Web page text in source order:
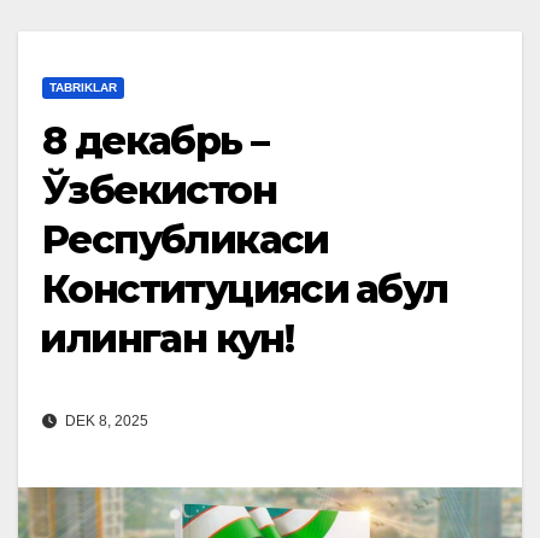
TABRIKLAR
8 декабрь –
Ўзбекистон
Республикаси
Конституцияси қабул
қилинган кун!
DEK 8, 2025